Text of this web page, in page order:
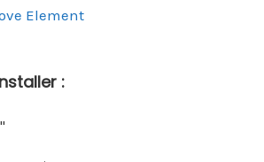
Element
: